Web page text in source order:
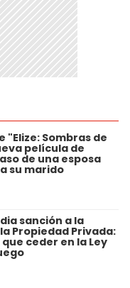
"Elize: Sombras de
película de
de una esposa
su marido
sanción a la
Propiedad Privada:
ceder en la Ley